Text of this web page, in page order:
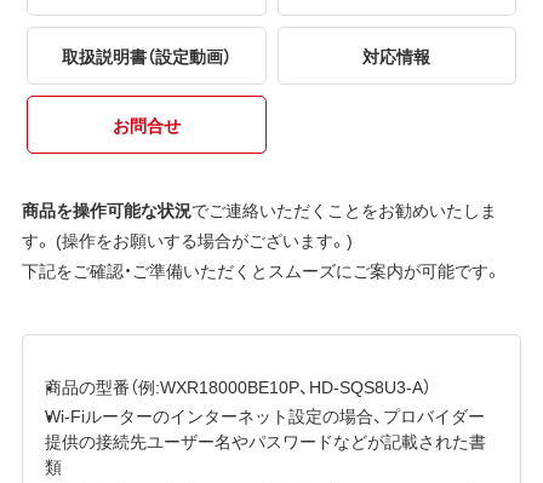
取扱説明書（設定動画） 対応情報
お問合せ
商品を操作可能な状況でご連絡いただくことをお勧めいたしま
す。 (操作をお願いする場合がございます。)
下記をご確認・ご準備いただくとスムーズにご案内が可能です。
商品の型番（例:WXR18000BE10P、HD-SQS8U3-A）
Wi-Fiルーターのインターネット設定の場合、プロバイダー
提供の接続先ユーザー名やパスワードなどが記載された書
類